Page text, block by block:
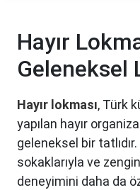
Hayır
Geleneksel
Hayır lokması, Türk
yapılan hayır
geleneksel bir
sokaklarıyla ve
deneyimini daha da